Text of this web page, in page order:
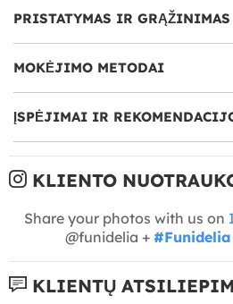
PRISTATYMAS IR GRĄŽINIMAS
MOKĖJIMO METODAI
ĮSPĖJIMAI IR
KLIENTO
Share your photos with us on
@funidelia + #Funidelia
KLIENTŲ